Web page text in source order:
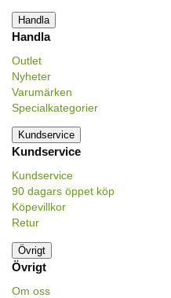
Handla
Handla
Outlet
Nyheter
Varumärken
Specialkategorier
Kundservice
Kundservice
Kundservice
90 dagars öppet köp
Köpevillkor
Retur
Övrigt
Övrigt
Om oss